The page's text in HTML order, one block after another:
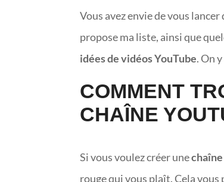
Vous avez envie de vous lancer
propose ma liste, ainsi que
idées de vidéos YouTube. On
COMMENT
CHAÎNE
Si vous voulez créer une
rouge qui vous plaît. Cela